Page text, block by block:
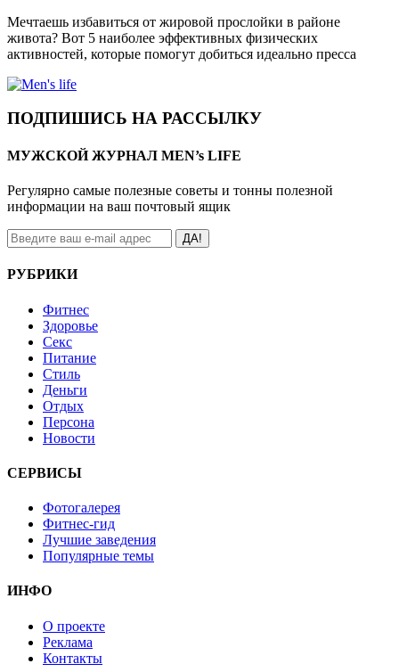
Мечтаешь избавиться от жировой прослойки в районе
живота? Вот 5 наиболее эффективных физических
активностей, которые помогут добиться идеально пресса
ПОДПИШИСЬ НА РАССЫЛКУ
МУЖСКОЙ ЖУРНАЛ MEN’s LIFE
Регулярно самые полезные советы и тонны полезной
информации на ваш почтовый ящик
ДА!
РУБРИКИ
Фитнес
Здоровье
Секс
Питание
Стиль
Деньги
Отдых
Персона
Новости
СЕРВИСЫ
Фотогалерея
Фитнес-гид
Лучшие заведения
Популярные темы
ИНФО
О проекте
Реклама
Контакты